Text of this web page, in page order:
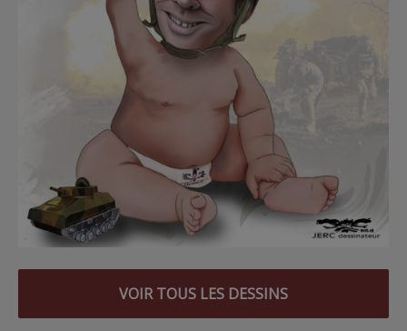
VOIR TOUS LES DESSINS